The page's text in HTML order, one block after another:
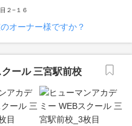
２−１６
オーナー様ですか？
ール 三宮駅前校